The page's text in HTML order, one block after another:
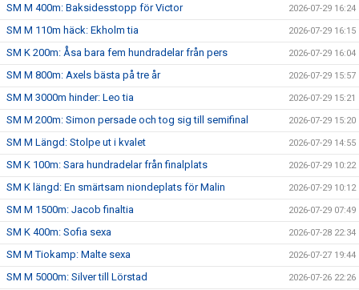
SM M 400m: Baksidesstopp för Victor 2026-07-29 16:24
SM M 110m häck: Ekholm tia 2026-07-29 16:15
SM K 200m: Åsa bara fem hundradelar från pers 2026-07-29 16:04
SM M 800m: Axels bästa på tre år 2026-07-29 15:57
SM M 3000m hinder: Leo tia 2026-07-29 15:21
SM M 200m: Simon persade och tog sig till semifinal 2026-07-29 15:20
SM M Längd: Stolpe ut i kvalet 2026-07-29 14:55
SM K 100m: Sara hundradelar från finalplats 2026-07-29 10:22
SM K längd: En smärtsam niondeplats för Malin 2026-07-29 10:12
SM M 1500m: Jacob finaltia 2026-07-29 07:49
SM K 400m: Sofia sexa 2026-07-28 22:34
SM M Tiokamp: Malte sexa 2026-07-27 19:44
SM M 5000m: Silver till Lörstad 2026-07-26 22:26